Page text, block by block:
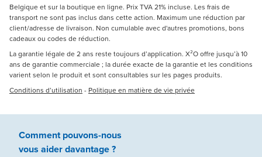
Belgique et sur la boutique en ligne. Prix TVA 21% incluse. Les frais de
transport ne sont pas inclus dans cette action. Maximum une réduction par
client/adresse de livraison. Non cumulable avec d'autres promotions, bons
cadeaux ou codes de réduction.
La garantie légale de 2 ans reste toujours d’application. X²O offre jusqu’à 10
ans de garantie commerciale ; la durée exacte de la garantie et les conditions
varient selon le produit et sont consultables sur les pages produits.
Conditions d’utilisation - Politique en matière de vie privée
Comment pouvons-nous
vous aiderdavantage ?